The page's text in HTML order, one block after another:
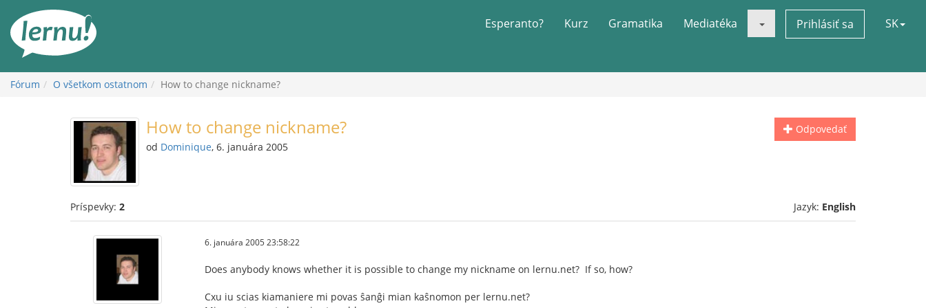
obsah
Esperanto? Kurz Gramatika Mediatéka Prihlásiť sa SK
Fórum O všetkom ostatnom How to change nickname?
Odpovedať
How to change nickname?
od Dominique, 6. januára 2005
Príspevky: 2 Jazyk: English
6. januára 2005 23:58:22
Does anybody knows whether it is possible to change my nickname on lernu.net? If so, how?
Cxu iu scias kiamaniere mi povas ŝanĝi mian kaŝnomon per lernu.net?